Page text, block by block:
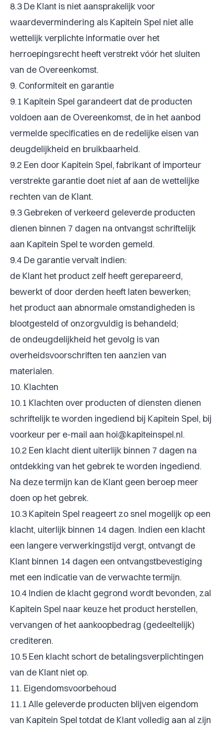
8.3 De Klant is niet aansprakelijk voor
waardevermindering als Kapitein Spel niet alle
wettelijk verplichte informatie over het
herroepingsrecht heeft verstrekt vóór het sluiten
van de Overeenkomst.
9. Conformiteit en garantie
9.1 Kapitein Spel garandeert dat de producten
voldoen aan de Overeenkomst, de in het aanbod
vermelde specificaties en de redelijke eisen van
deugdelijkheid en bruikbaarheid.
9.2 Een door Kapitein Spel, fabrikant of importeur
verstrekte garantie doet niet af aan de wettelijke
rechten van de Klant.
9.3 Gebreken of verkeerd geleverde producten
dienen binnen 7 dagen na ontvangst schriftelijk
aan Kapitein Spel te worden gemeld.
9.4 De garantie vervalt indien:
de Klant het product zelf heeft gerepareerd,
bewerkt of door derden heeft laten bewerken;
het product aan abnormale omstandigheden is
blootgesteld of onzorgvuldig is behandeld;
de ondeugdelijkheid het gevolg is van
overheidsvoorschriften ten aanzien van
materialen.
10. Klachten
10.1 Klachten over producten of diensten dienen
schriftelijk te worden ingediend bij Kapitein Spel, bij
voorkeur per e-mail aan hoi@kapiteinspel.nl.
10.2 Een klacht dient uiterlijk binnen 7 dagen na
ontdekking van het gebrek te worden ingediend.
Na deze termijn kan de Klant geen beroep meer
doen op het gebrek.
10.3 Kapitein Spel reageert zo snel mogelijk op een
klacht, uiterlijk binnen 14 dagen. Indien een klacht
een langere verwerkingstijd vergt, ontvangt de
Klant binnen 14 dagen een ontvangstbevestiging
met een indicatie van de verwachte termijn.
10.4 Indien de klacht gegrond wordt bevonden, zal
Kapitein Spel naar keuze het product herstellen,
vervangen of het aankoopbedrag (gedeeltelijk)
crediteren.
10.5 Een klacht schort de betalingsverplichtingen
van de Klant niet op.
11. Eigendomsvoorbehoud
11.1 Alle geleverde producten blijven eigendom
van Kapitein Spel totdat de Klant volledig aan al zijn